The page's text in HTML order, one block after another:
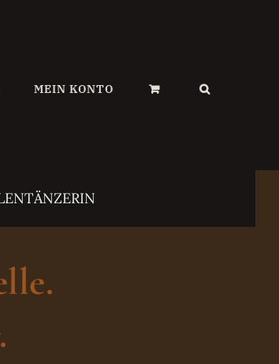
MEIN KONTO